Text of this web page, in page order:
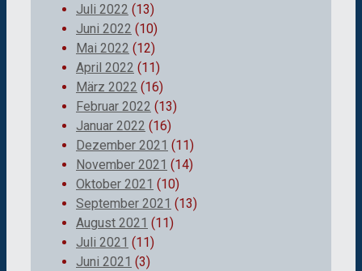
Juli 2022 (13)
Juni 2022 (10)
Mai 2022 (12)
April 2022 (11)
März 2022 (16)
Februar 2022 (13)
Januar 2022 (16)
Dezember 2021 (11)
November 2021 (14)
Oktober 2021 (10)
September 2021 (13)
August 2021 (11)
Juli 2021 (11)
Juni 2021 (3)